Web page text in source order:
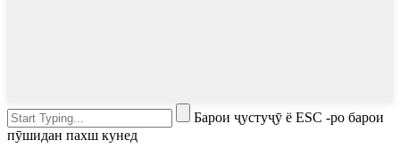
Барои ҷустуҷӯ ё ESC -ро барои
пӯшидан пахш кунед